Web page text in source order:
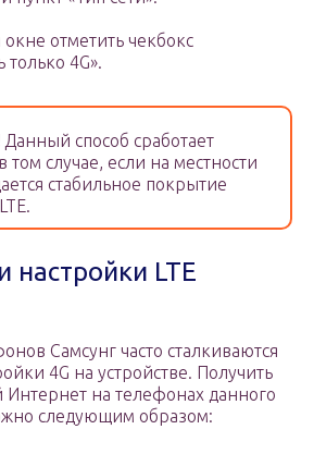
отметить чекбокс
только 4G».
Данный способ сработает
том случае, если на местности
стабильное покрытие
настройки LTE
Самсунг часто сталкиваются
4G на устройстве. Получить
Интернет на телефонах данного
следующим образом: